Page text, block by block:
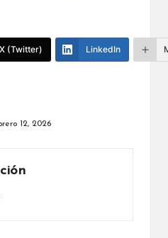
X (Twitter) LinkedIn
12, 2026